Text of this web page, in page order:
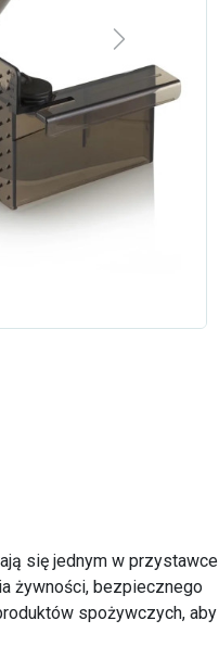
Next
się jednym w przystawce
żywności, bezpiecznego
spożywczych, aby